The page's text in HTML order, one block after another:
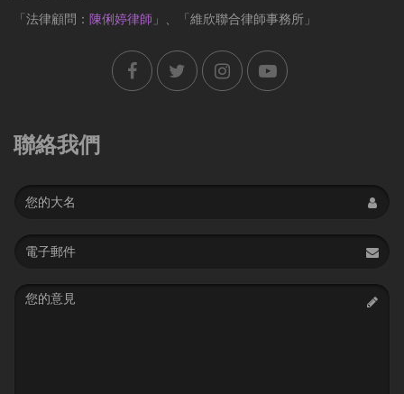
「法律顧問： 陳俐婷律師 」、「維欣聯合律師事務所」
聯絡我們
Name
Email
address
Message